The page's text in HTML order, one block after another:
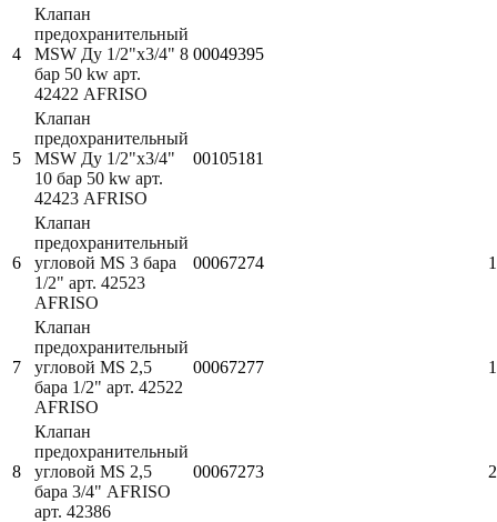
4
Клапан
предохранительный
MSW Ду 1/2"х3/4" 8
бар 50 kw арт.
42422 AFRISO
00049395
5
Клапан
предохранительный
MSW Ду 1/2"х3/4"
10 бар 50 kw арт.
42423 AFRISO
00105181
6
Клапан
предохранительный
угловой MS 3 бара
1/2" арт. 42523
AFRISO
00067274
7
Клапан
предохранительный
угловой MS 2,5
бара 1/2" арт. 42522
AFRISO
00067277
8
Клапан
предохранительный
угловой MS 2,5
бара 3/4" AFRISO
арт. 42386
00067273